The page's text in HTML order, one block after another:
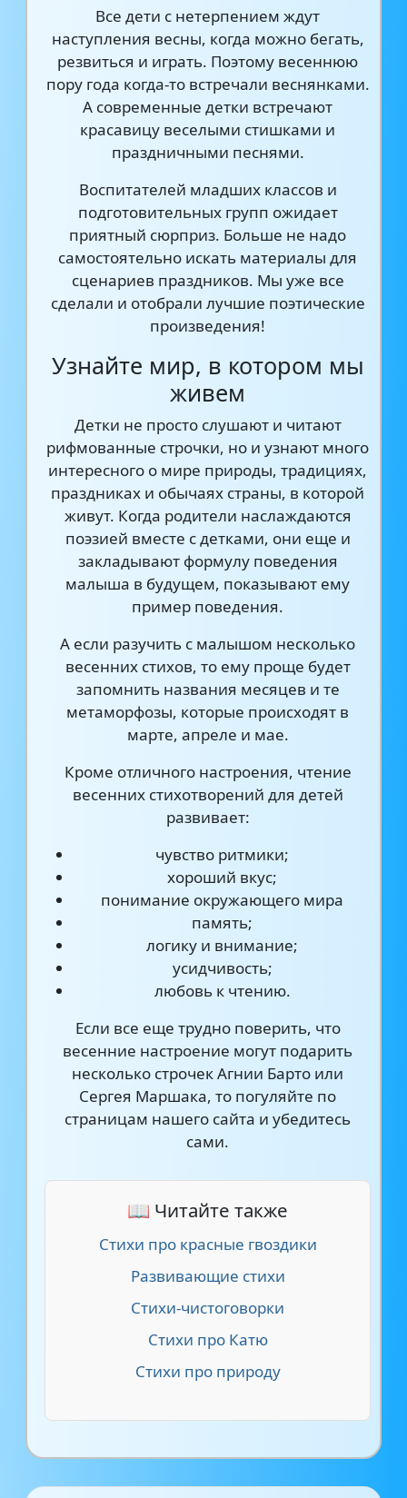
Все дети с нетерпением ждут
наступления весны, когда можно бегать,
резвиться и играть. Поэтому весеннюю
пору года когда-то встречали веснянками.
А современные детки встречают
красавицу веселыми стишками и
праздничными песнями.
Воспитателей младших классов и
подготовительных групп ожидает
приятный сюрприз. Больше не надо
самостоятельно искать материалы для
сценариев праздников. Мы уже все
сделали и отобрали лучшие поэтические
произведения!
Узнайте мир, в котором мы
живем
Детки не просто слушают и читают
рифмованные строчки, но и узнают много
интересного о мире природы, традициях,
праздниках и обычаях страны, в которой
живут. Когда родители наслаждаются
поэзией вместе с детками, они еще и
закладывают формулу поведения
малыша в будущем, показывают ему
пример поведения.
А если разучить с малышом несколько
весенних стихов, то ему проще будет
запомнить названия месяцев и те
метаморфозы, которые происходят в
марте, апреле и мае.
Кроме отличного настроения, чтение
весенних стихотворений для детей
развивает:
чувство ритмики;
хороший вкус;
понимание окружающего мира
память;
логику и внимание;
усидчивость;
любовь к чтению.
Если все еще трудно поверить, что
весенние настроение могут подарить
несколько строчек Агнии Барто или
Сергея Маршака, то погуляйте по
страницам нашего сайта и убедитесь
сами.
📖 Читайте также
Стихи про красные гвоздики
Развивающие стихи
Стихи-чистоговорки
Стихи про Катю
Стихи про природу